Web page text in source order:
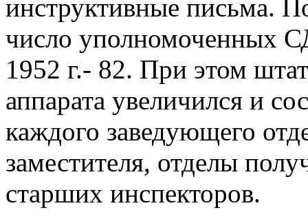
инструктивные письма.
число уполномоченных
1952 г.- 82. При этом
аппарата увеличился и
каждого заведующего
заместителя, отделы
старших инспекторов.